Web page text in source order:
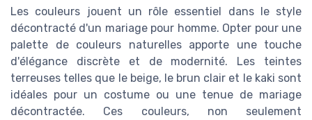
Les couleurs jouent un rôle essentiel dans le style
décontracté d'un mariage pour homme. Opter pour une
palette de couleurs naturelles apporte une touche
d'élégance discrète et de modernité. Les teintes
terreuses telles que le beige, le brun clair et le kaki sont
idéales pour un costume ou une tenue de mariage
décontractée. Ces couleurs, non seulement